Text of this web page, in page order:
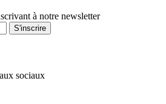
à notre newsletter
S'inscrire
sociaux